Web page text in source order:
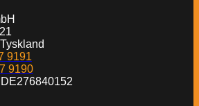
9191
9190
DE276840152